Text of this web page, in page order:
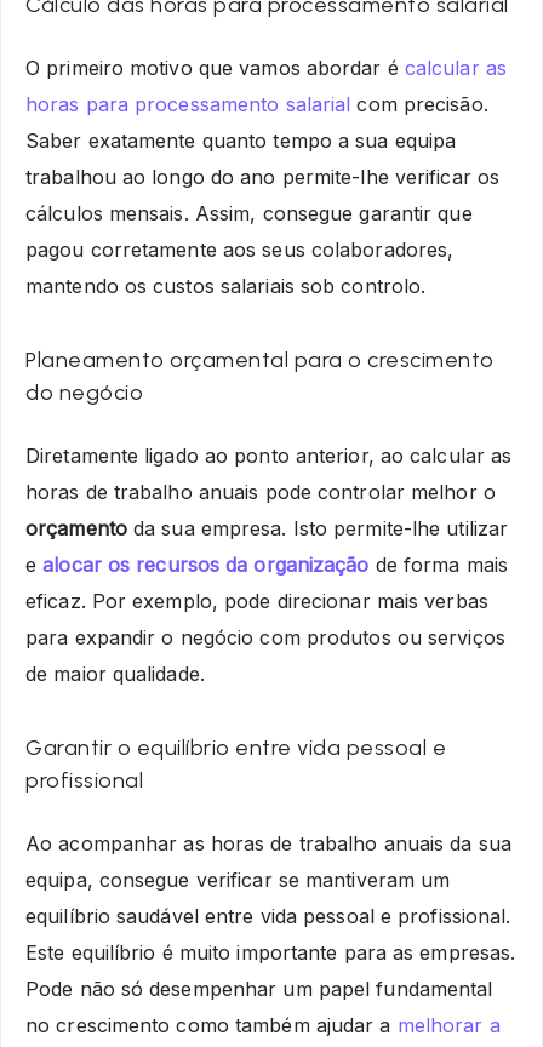
O primeiro motivo que vamos abordar é calcular as
horas para processamento salarial com precisão.
Saber exatamente quanto tempo a sua equipa
trabalhou ao longo do ano permite-lhe verificar os
cálculos mensais. Assim, consegue garantir que
pagou corretamente aos seus colaboradores,
mantendo os custos salariais sob controlo.
Planeamento orçamental para o crescimento
do negócio
Diretamente ligado ao ponto anterior, ao calcular as
horas de trabalho anuais pode controlar melhor o
orçamentoda sua empresa. Isto permite-lhe utilizar
ealocar os recursos da organização de forma mais
eficaz. Por exemplo, pode direcionar mais verbas
para expandir o negócio com produtos ou serviços
de maior qualidade.
Garantir o equilíbrio entre vida pessoal e
profissional
Ao acompanhar as horas de trabalho anuais da sua
equipa, consegue verificar se mantiveram um
equilíbrio saudável entre vida pessoal e profissional.
Este equilíbrio é muito importante para as empresas.
Pode não só desempenhar um papel fundamental
no crescimento como também ajudar a melhorar a